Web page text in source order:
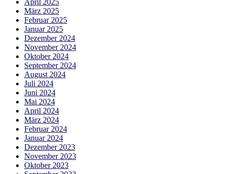
April 2025
März 2025
Februar 2025
Januar 2025
Dezember 2024
November 2024
Oktober 2024
September 2024
August 2024
Juli 2024
Juni 2024
Mai 2024
April 2024
März 2024
Februar 2024
Januar 2024
Dezember 2023
November 2023
Oktober 2023